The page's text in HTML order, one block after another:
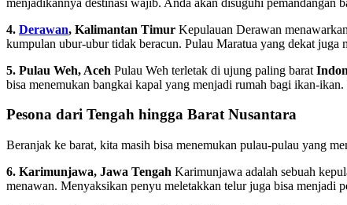
4. Derawan, Kalimantan Timur Kepulauan Derawan
kumpulan ubur-ubur tidak beracun. Pulau Maratua yang dekat
5. Pulau Weh, Aceh Pulau Weh terletak di ujung paling barat
bisa menemukan bangkai kapal yang menjadi rumah bagi ikan-ikan.
Pesona dari Tengah hingga Barat Nusantara
Beranjak ke barat, kita masih bisa menemukan pulau-pulau yang
6. Karimunjawa, Jawa Tengah Karimunjawa adalah sebuah
menawan. Menyaksikan penyu meletakkan telur juga bisa menjadi